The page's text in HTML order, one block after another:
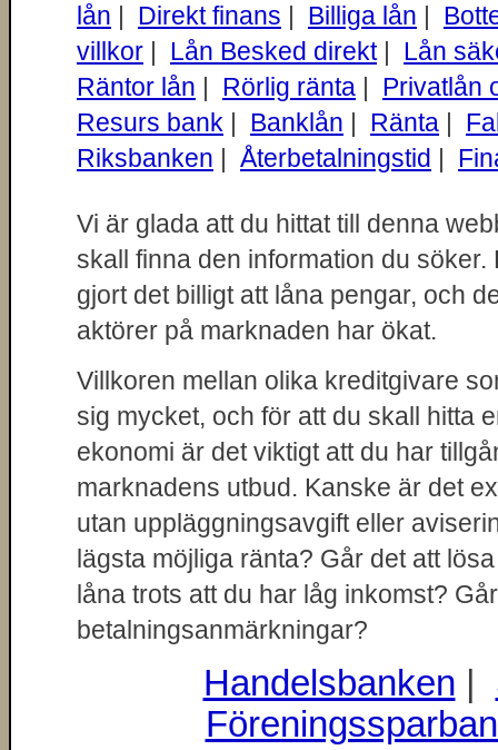
lån
Direkt finans Billiga lån
villkor
Lån Besked direkt| Lån
Räntor lån
Rörlig ränta
Privatlån
Resurs bank
Banklån Ränta
Riksbanken
Återbetalningstid
Vi är glada att du hittat till denna
skall finna den information du
gjort det billigt att låna pengar, och
aktörer på marknaden har ökat.
Villkoren mellan olika kreditgivare
sig mycket, och för att du skall hitta
ekonomi är det viktigt att du har
marknadens utbud. Kanske är det
utan uppläggningsavgift eller
lägsta möjliga ränta? Går det att
låna trots att du har låg inkomst?
betalningsanmärkningar?
Handelsbanken